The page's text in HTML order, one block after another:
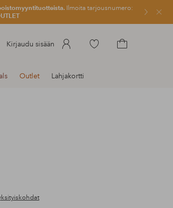
Ilmoita tarjousnumero:
Sulje
Kirjaudu sisään
Siirry
Outlet Lahjakortti